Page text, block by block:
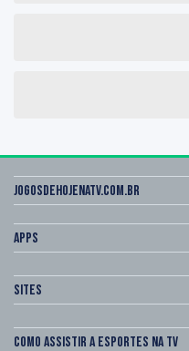
Jogosdehojenatv.com.br
Apps
Sites
Como assistir a esportes na TV